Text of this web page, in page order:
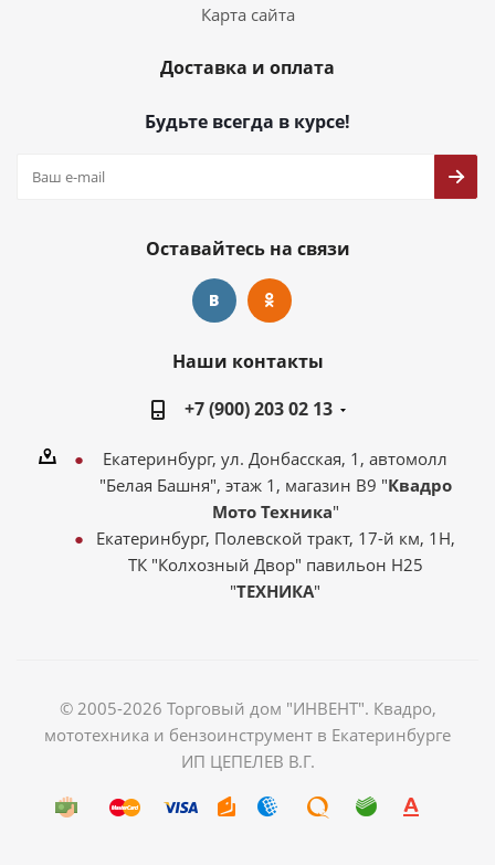
Карта сайта
Доставка и оплата
Будьте всегда в курсе!
Оставайтесь на связи
Наши контакты
+7 (900) 203 02 13
Екатеринбург, ул. Донбасская, 1, автомолл
"Белая Башня", этаж 1, магазин В9 "Квадро
Мото Техника"
Екатеринбург, Полевской тракт, 17-й км, 1Н,
ТК "Колхозный Двор" павильон Н25
"ТЕХНИКА"
© 2005-2026 Торговый дом "ИНВЕНТ". Квадро,
мототехника и бензоинструмент в Екатеринбурге
ИП ЦЕПЕЛЕВ В.Г.